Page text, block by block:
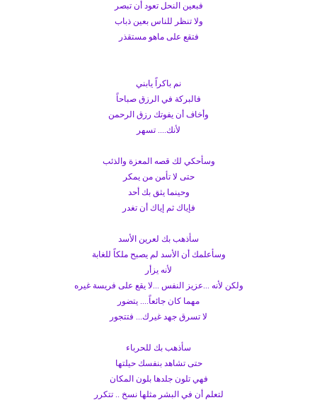
فبعين النحل تعود أن تبصر
ولا تنظر للناس بعين ذباب
فتقع على ماهو مستقذر
نم باكراً يابني
فالبركة في الرزق صباحاً
وأخاف أن يفوتك رزق الرحمن
لأنك.... تسهر
وسأحكي لك قصه المعزة والذئب
حتى لا تأمن من يمكر
وحينما يثق بك أحد
فإياك ثم إياك أن تغدر
سأذهب بك لعرين الأسد
وسأعلمك أن الأسد لم يصبح ملكاً للغابة
لأنه يزأر
ولكن لأنه ...عزيز النفس ...لا يقع على فريسة غيره
مهما كان جائعاً.... يتضور
لا تسرق جهد غيرك... فتتجور
سأذهب بك للحرباء
حتى تشاهد بنفسك حيلتها
فهي تلون جلدها بلون المكان
لتعلم أن في البشر مثلها نسخ .. تتكرر